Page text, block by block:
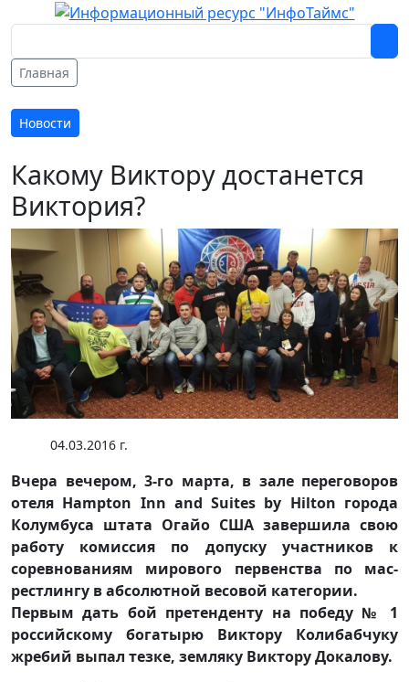
Главная
Новости
Какому Виктору достанется
Виктория?
04.03.2016 г.
Вчера вечером, 3-го марта, в зале переговоров
отеля Hampton Inn and Suites by Hilton города
Колумбуса штата Огайо США завершила свою
работу комиссия по допуску участников к
соревнованиям мирового первенства по мас-
рестлингу в абсолютной весовой категории.
Первым дать бой претенденту на победу № 1
российскому богатырю Виктору Колибабчуку
жребий выпал тезке, земляку Виктору Докалову.